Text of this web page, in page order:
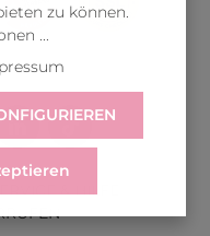
& HILFE
zu können.
...